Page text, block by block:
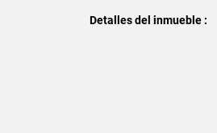
Detalles del inmueble :